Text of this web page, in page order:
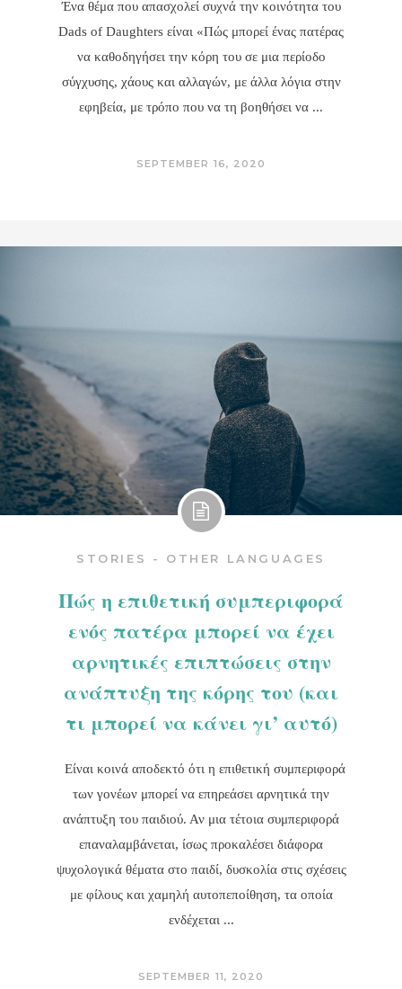
Ένα θέμα που απασχολεί συχνά την κοινότητα του
Dads of Daughters είναι «Πώς μπορεί ένας πατέρας
να καθοδηγήσει την κόρη του σε μια περίοδο
σύγχυσης, χάους και αλλαγών, με άλλα λόγια στην
εφηβεία, με τρόπο που να τη βοηθήσει να
SEPTEMBER 16, 2020
STORIES - OTHER LANGUAGES
Πώς η επιθετική συμπεριφορά
ενός πατέρα μπορεί να έχει
αρνητικές επιπτώσεις στην
ανάπτυξη της κόρης του (και
τι μπορεί να κάνει γι’ αυτό)
Είναι κοινά αποδεκτό ότι η επιθετική συμπεριφορά
των γονέων μπορεί να επηρεάσει αρνητικά την
ανάπτυξη του παιδιού. Αν μια τέτοια συμπεριφορά
επαναλαμβάνεται, ίσως προκαλέσει διάφορα
ψυχολογικά θέματα στο παιδί, δυσκολία στις σχέσεις
με φίλους και χαμηλή αυτοπεποίθηση, τα οποία
ενδέχεται
SEPTEMBER 11, 2020